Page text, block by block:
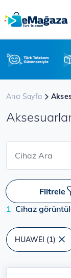
içeriğe
Ana Sayfa
1 Cihaz
Filtrele
HUAWEI (1)